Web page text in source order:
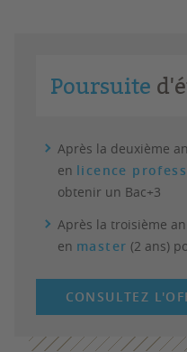
Poursuite
Après la deuxième
en licence
obtenir un Bac+3
Après la troisième
en master (2 ans)
CONSULTEZ